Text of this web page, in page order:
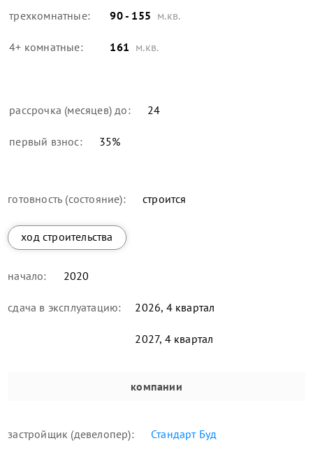
трехкомнатные: 90 - 155 м.кв.
4+ комнатные: 161 м.кв.
рассрочка (месяцев) до: 24
первый взнос: 35%
готовность (состояние): строится
ход строительства
начало: 2020
сдача в эксплуатацию: 2026, 4 квартал
2027, 4 квартал
компании
застройщик (девелопер): Стандарт Буд